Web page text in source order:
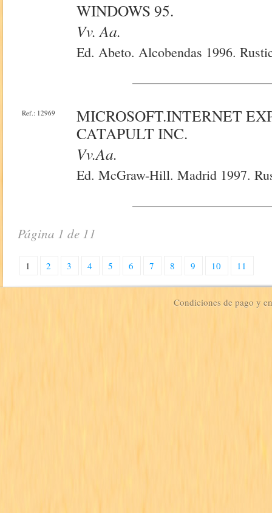
WINDOWS 95.
Vv. Aa.
Ed. Abeto. Alcobendas 1996.
Ref.: 12969
MICROSOFT.INTERNET
CATAPULT INC.
Vv.aa.
Ed. McGraw-Hill. Madrid 1997.
Página 1 de 11
1 2 3 4 5 6 7 8 9 10 11
Condiciones de pago y